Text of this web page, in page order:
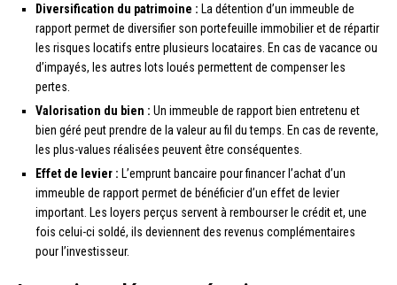
Diversification du patrimoine : La détention d’un immeuble de
rapport permet de diversifier son portefeuille immobilier et de répartir
les risques locatifs entre plusieurs locataires. En cas de vacance ou
d’impayés, les autres lots loués permettent de compenser les
pertes.
Valorisation du bien : Un immeuble de rapport bien entretenu et
bien géré peut prendre de la valeur au fil du temps. En cas de revente,
les plus-values réalisées peuvent être conséquentes.
Effet de levier : L’emprunt bancaire pour financer l’achat d’un
immeuble de rapport permet de bénéficier d’un effet de levier
important. Les loyers perçus servent à rembourser le crédit et, une
fois celui-ci soldé, ils deviennent des revenus complémentaires
pour l’investisseur.